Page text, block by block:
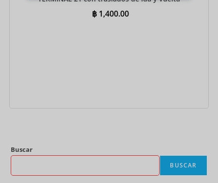
compartidos – Buffet internacional
฿ 1,400.00
Buscar
BUSCAR